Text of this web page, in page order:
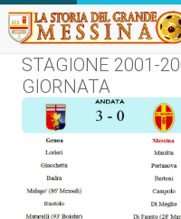
STAGIONE 2001-
GIORNATA